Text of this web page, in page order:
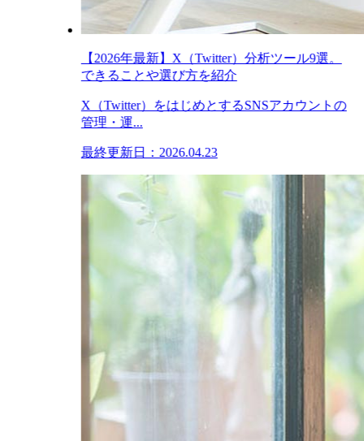
【2026年最新】X（Twitter）分析ツール9選。
できることや選び方を紹介
X（Twitter）をはじめとするSNSアカウントの
管理・運...
最終更新日：2026.04.23